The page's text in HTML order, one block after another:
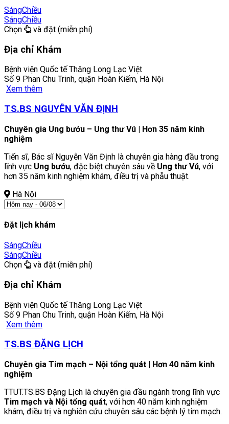
SángChiều
SángChiều
Chọn
và đặt (miễn phí)
Địa chỉ Khám
Bệnh viện Quốc tế Thăng Long Lạc Việt
Số 9 Phan Chu Trinh, quận Hoàn Kiếm, Hà Nội
Xem thêm
TS.BS NGUYỄN VĂN ĐỊNH
Chuyên gia Ung bướu – Ung thư Vú | Hơn 35 năm kinh
nghiệm
Tiến sĩ, Bác sĩ Nguyễn Văn Định là chuyên gia hàng đầu trong
lĩnh vực Ung bướu, đặc biệt chuyên sâu về Ung thư Vú, với
hơn 35 năm kinh nghiệm khám, điều trị và phẫu thuật.
Hà Nội
Đặt lịch khám
SángChiều
SángChiều
Chọn
và đặt (miễn phí)
Địa chỉ Khám
Bệnh viện Quốc tế Thăng Long Lạc Việt
Số 9 Phan Chu Trinh, quận Hoàn Kiếm, Hà Nội
Xem thêm
TS.BS ĐẶNG LỊCH
Chuyên gia Tim mạch – Nội tổng quát | Hơn 40 năm kinh
nghiệm
TTUT.TS.BS Đặng Lịch là chuyên gia đầu ngành trong lĩnh vực
Tim mạch và Nội tổng quát, với hơn 40 năm kinh nghiệm
khám, điều trị và nghiên cứu chuyên sâu các bệnh lý tim mạch.